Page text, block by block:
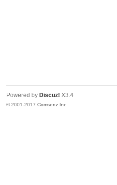
Powered by Discuz! X3.4
© 2001-2017Comsenz Inc.